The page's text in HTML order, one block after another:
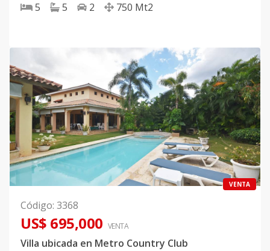
5 5 2 750 Mt2
VENTA
Código: 3368
US$ 695,000 VENTA
Villa ubicada en Metro Country Club